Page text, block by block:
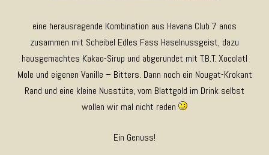
eine herausragende Kombination aus Havana Club 7 anos
zusammen mit Scheibel Edles Fass Haselnussgeist, dazu
hausgemachtes Kakao-Sirup und abgerundet mit T.B.T. Xocolatl
Mole und eigenen Vanille – Bitters. Dann noch ein Nougat-Krokant
Rand und eine kleine Nusstüte, vom Blattgold im Drink selbst
wollen wir mal nicht reden
Ein Genuss!